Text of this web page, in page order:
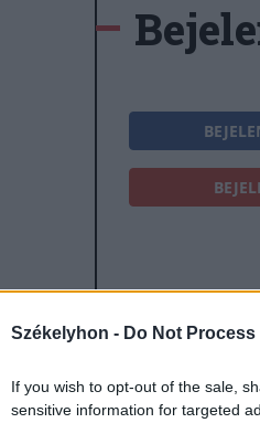
Székelyhon - Do Not
If you wish to opt-out of the sale,
sensitive information for targeted
E-mail-cím
Jelszó